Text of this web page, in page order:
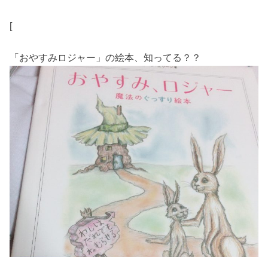
[
「おやすみロジャー」の絵本、知ってる？？